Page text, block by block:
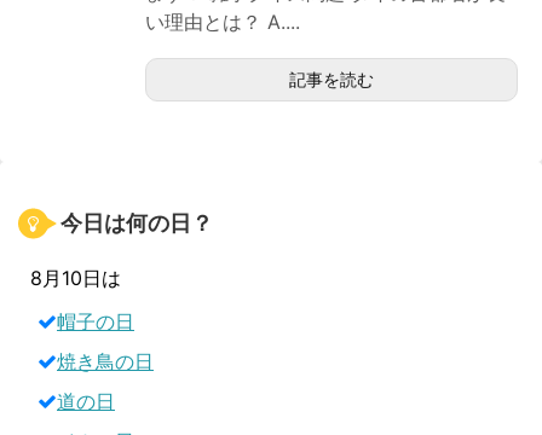
い理由とは？ A....
記事を読む
今日は何の日？
8月10日は
帽子の日
焼き鳥の日
道の日